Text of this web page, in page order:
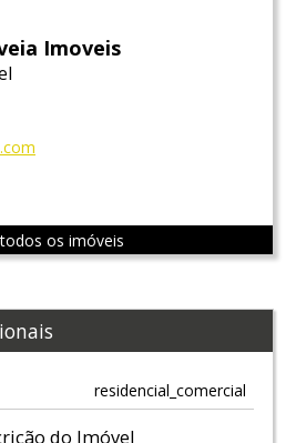
Imoveis
os imóveis
residencial_comercial
do Imóvel